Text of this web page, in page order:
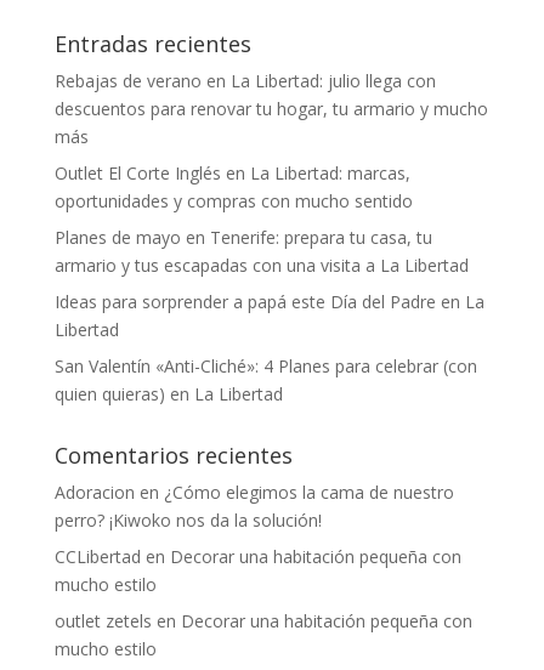
Entradas recientes
Rebajas de verano en La Libertad: julio llega con
descuentos para renovar tu hogar, tu armario y mucho
más
Outlet El Corte Inglés en La Libertad: marcas,
oportunidades y compras con mucho sentido
Planes de mayo en Tenerife: prepara tu casa, tu
armario y tus escapadas con una visita a La Libertad
Ideas para sorprender a papá este Día del Padre en La
Libertad
San Valentín «Anti-Cliché»: 4 Planes para celebrar (con
quien quieras) en La Libertad
Comentarios recientes
Adoracion en ¿Cómo elegimos la cama de nuestro
perro? ¡Kiwoko nos da la solución!
CCLibertad en Decorar una habitación pequeña con
mucho estilo
outlet zetels en Decorar una habitación pequeña con
mucho estilo